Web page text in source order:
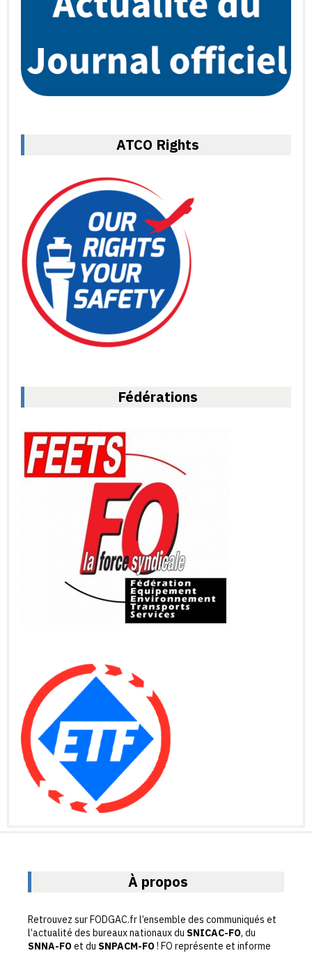
ATCO Rights
Fédérations
À propos
Retrouvez sur FODGAC.fr l’ensemble des communiqués et
l’actualité des bureaux nationaux du SNICAC-FO, du
SNNA-FOet du SNPACM-FO! FO représente et informe